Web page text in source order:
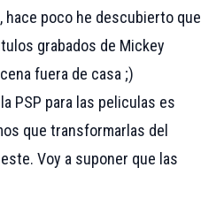
hace poco he descubierto que
grabados de Mickey
fuera de casa ;)
PSP para las peliculas es
que transformarlas del
Voy a suponer que las